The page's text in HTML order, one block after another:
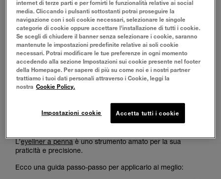
hanno reso l’eyeliner intramontabile.
Oggi, è un alleato di stile che può adattarsi a ogni look, dal
più naturale al più “drammatico”... macome si mette
l’eyeliner? Può essere complicato all’inizio, lo sappiamo,
perché occorre una certa manualità e perché le righe di
entrambi gli occhi devono essere simmetriche e dello stesso
spessore.
Ecco per voi tanti suggerimenti sucome mettere l’eyeliner
a pennafacendo una riga perfetta per dare più profondità
allo sguardo e ottenere un effetto da vere “dive”.
COME METTERE EYELINER A PENNA: UN TUTORIAL IN 7
L’eyeliner a pennaè uno strumento amato per la sua
praticità e precisione.
Ecco una guida passo-passo per applicarlo al meglio:
internet di terze parti e per fornirti le funzionalità relative ai social
media. Cliccando i pulsanti sottostanti potrai proseguire la
navigazione con i soli cookie necessari, selezionare le singole
categorie di cookie oppure accettare l’installazione di tutti i cookie.
Se scegli di chiudere il banner senza selezionare i cookie, saranno
mantenute le impostazioni predefinite relative ai soli cookie
necessari. Potrai modificare le tue preferenze in ogni momento
accedendo alla sezione Impostazioni sui cookie presente nel footer
della Homepage. Per sapere di più su come noi e i nostri partner
trattiamo i tuoi dati personali attraverso i Cookie, leggi la
nostra Cookie Policy.
Impostazioni cookie Accetta tutti i cookie